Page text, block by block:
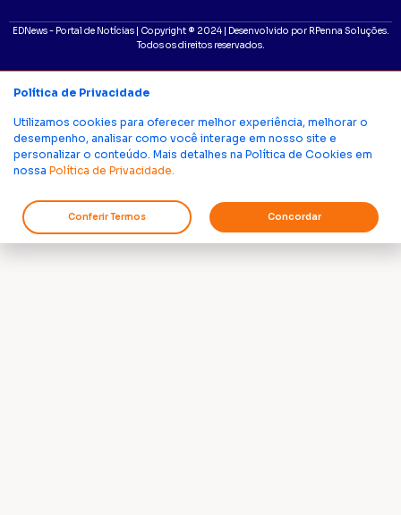
EDNews - Portal de Notícias | Copyright ® 2024 | Desenvolvido por RPenna Soluções.
Todos os direitos reservados.
Política de Privacidade
Utilizamos cookies para oferecer melhor experiência, melhorar o
desempenho, analisar como você interage em nosso site e
personalizar o conteúdo. Mais detalhes na Política de Cookies em
nossa Política de Privacidade.
Conferir Termos Concordar